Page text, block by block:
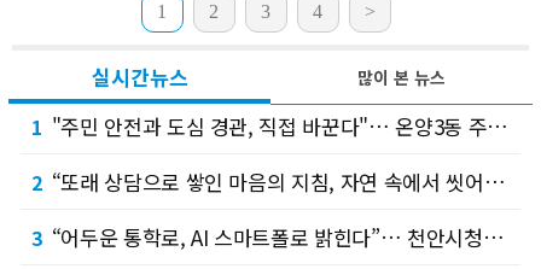
1 2 3 4 >
실시간뉴스
1 "주민 안전과 도심 경관, 직접 바꾼다"… 온양3동 주민참여예산 제안 의제 눈길 !
2 “또래 상담으로 쌓인 마음의 지침, 자연 속에서 씻어내요”… 천안솔리언또래상담자연합회, 소…
3 “어두운 통학로, AI 스마트폴로 밝힌다”… 천안시청소년수련관 ‘상송라별’, 청소년예산정책…
많이 본 뉴스